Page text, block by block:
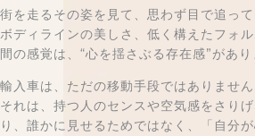
街を走るその姿を見て、思わず目で追っ
ボディラインの美しさ、低く構えたフォ
間の感覚は、“心を揺さぶる存在感”があり
輸入車は、ただの移動手段ではありません
それは、持つ人のセンスや空気感をさり
り、誰かに見せるためではなく、「自分